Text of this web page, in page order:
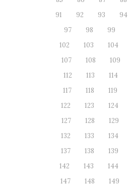
91
92 93 94
97
98 99
102
103 104
107
108 109
112
113 114
117
118 119
122
123 124
127
128 129
132
133 134
137
138 139
142
143 144
147
148 149